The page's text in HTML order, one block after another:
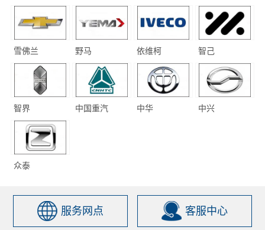
雪佛兰 野马 依维柯 智己
智界 中国重汽 中华 中兴
众泰
服务网点 客服中心